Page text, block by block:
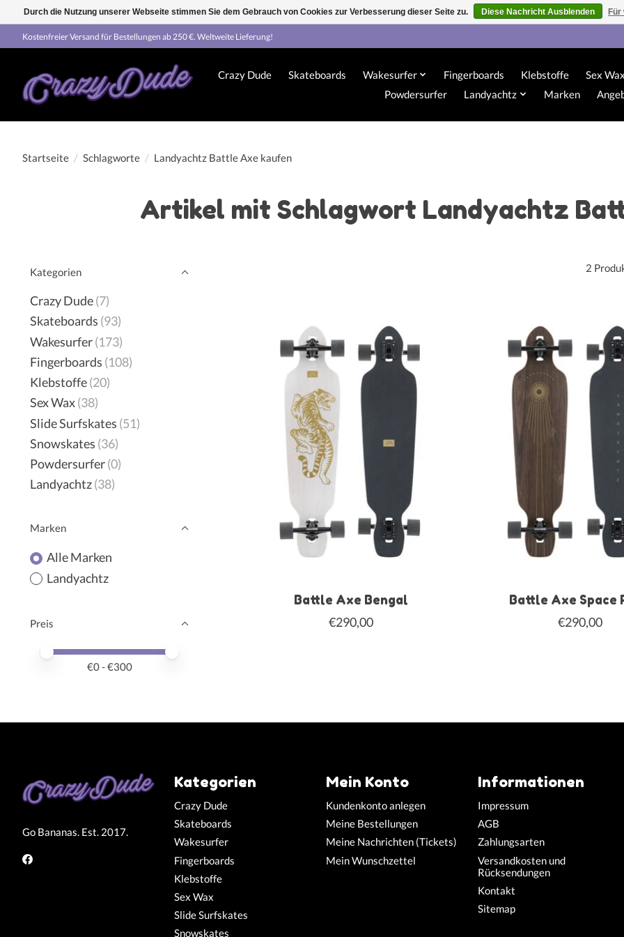
Kostenfreier Versand für Bestellungen ab 250 €. Weltweite Lieferung!
Crazy Dude Skateboards Wakesurfer Fingerboards Klebstoffe
Sex
Powdersurfer
Landyachtz Marken
Startseite / Schlagworte / Landyachtz Battle Axe kaufen
Artikel mit Schlagwort Landyachtz
Kategorien
Crazy Dude(7)
Skateboards (93)
Wakesurfer(173)
Fingerboards (108)
Klebstoffe(20)
Sex Wax(38)
Slide Surfskates (51)
Snowskates (36)
Powdersurfer(0)
Landyachtz(38)
Marken
Alle Marken
Landyachtz
Preis
Preis – Mindestwert
Price maximum value
€0- €300
2
Battle Axe Bengal
€290,00
Battle Axe Space
€290,00
Go Bananas. Est. 2017.
Kategorien
Crazy Dude
Skateboards
Wakesurfer
Fingerboards
Klebstoffe
Sex Wax
Slide Surfskates
Snowskates
Mein Konto
Kundenkonto anlegen
Meine Bestellungen
Meine Nachrichten (Tickets)
Mein Wunschzettel
Informationen
Impressum
AGB
Zahlungsarten
Versandkosten und
Rücksendungen
Kontakt
Sitemap
Durch die Nutzung unserer Webseite stimmen Sie dem Gebrauch von Cookies zur Verbesserung dieser Seite zu. Diese Nachricht Ausblenden